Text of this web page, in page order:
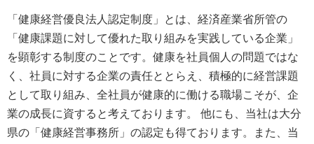
「健康経営優良法人認定制度」とは、経済産業省所管の
「健康課題に対して優れた取り組みを実践している企業」
を顕彰する制度のことです。健康を社員個人の問題ではな
く、社員に対する企業の責任ととらえ、積極的に経営課題
として取り組み、全社員が健康的に働ける職場こそが、企
業の成長に資すると考えております。
他にも、当社は大分
県の「健康経営事務所」の認定も得ております。
また、当